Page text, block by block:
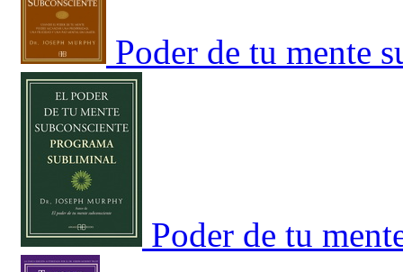
Poder de tu mente
Poder de tu